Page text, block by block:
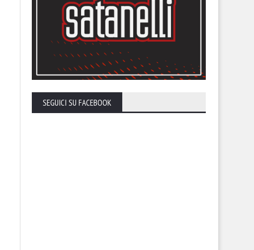
Calendario, sfida con la
Salernitana in uno Zaccheria
deserto. A rischio anche il derby
con il Cerignola
Il calendario del Foggia
SEGUICI SU FACEBOOK